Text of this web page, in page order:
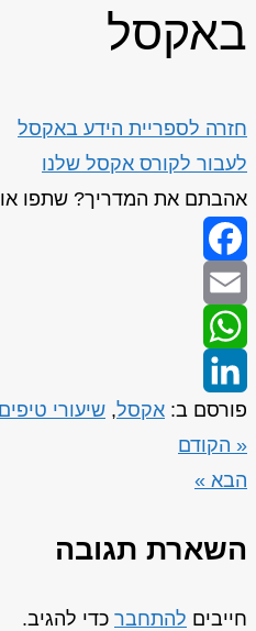
באקסל
חזרה לספריית הידע באקסל
לעבור לקורס אקסל שלנו
אהבתם את המדריך? שתפו
Facebook
Email
WhatsApp
LinkedIn
פורסם ב: אקסל, שיעורי
« הקודם
הבא »
השארת תגובה
חייבים להתחבר כדי להגיב.